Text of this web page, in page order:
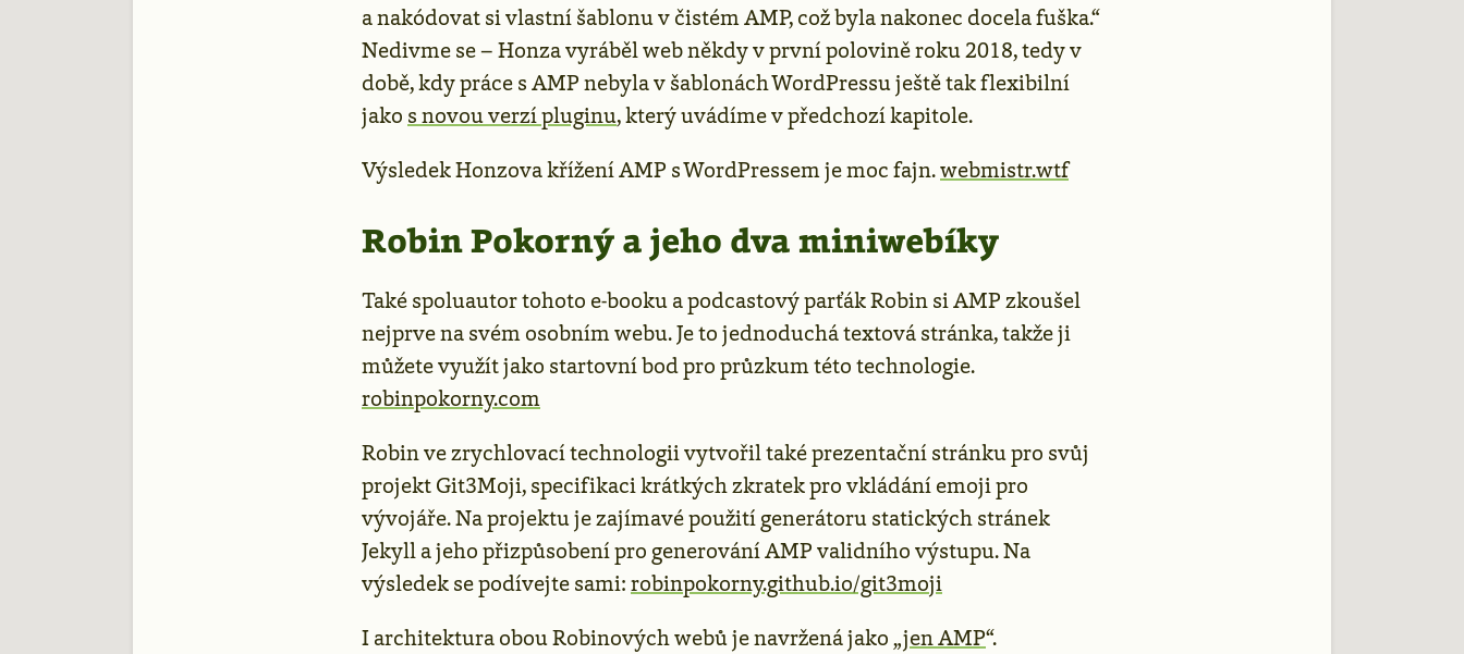
a nakódovat si vlastní šablonu v čistém AMP, což byla nakonec docela fuška.“
Nedivme se – Honza vyráběl web někdy v první polovině roku 2018, tedy v
době, kdy práce s AMP nebyla v šablonách WordPressu ještě tak flexibilní
jako s novou verzí pluginu, který uvádíme v předchozí kapitole.
Výsledek Honzova křížení AMP s WordPressem je moc fajn.webmistr.wtf
Robin Pokorný a jeho dva miniwebíky
Také spoluautor tohoto e-booku a podcastový parťák Robin si AMP zkoušel
nejprve na svém osobním webu. Je to jednoduchá textová stránka, takže ji
můžete využít jako startovní bod pro průzkum této technologie.
robinpokorny.com
Robin ve zrychlovací technologii vytvořil také prezentační stránku pro svůj
projekt Git3Moji, specifikaci krátkých zkratek pro vkládání emoji pro
vývojáře. Na projektu je zajímavé použití generátoru statických stránek
Jekyll a jeho přizpůsobení pro generování AMP validního výstupu. Na
výsledek se podívejte sami:robinpokorny.github.io/git3moji
I architektura obou Robinových webů je navržená jako „jen AMP“.